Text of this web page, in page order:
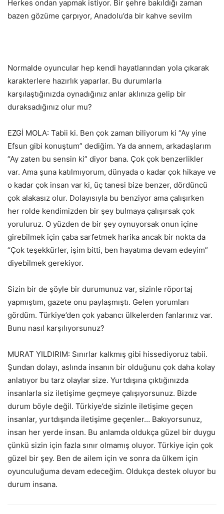
Herkes ondan yapmak istiyor. Bir şehre bakıldığı zaman
bazen gözüme çarpıyor, Anadolu’da bir kahve sevilm
Normalde oyuncular hep kendi hayatlarından yola çıkarak
karakterlere hazırlık yaparlar. Bu durumlarla
karşılaştığınızda oynadığınız anlar aklınıza gelip bir
duraksadığınız olur mu?
EZGİ MOLA: Tabii ki. Ben çok zaman biliyorum ki “Ay yine
Efsun gibi konuştum” dediğim. Ya da annem, arkadaşlarım
“Ay zaten bu sensin ki” diyor bana. Çok çok benzerlikler
var. Ama şuna katılmıyorum, dünyada o kadar çok hikaye ve
o kadar çok insan var ki, üç tanesi bize benzer, dördüncü
çok alakasız olur. Dolayısıyla bu benziyor ama çalışırken
her rolde kendimizden bir şey bulmaya çalışırsak çok
yoruluruz. O yüzden de bir şey oynuyorsak onun içine
girebilmek için çaba sarfetmek harika ancak bir nokta da
“Çok teşekkürler, işim bitti, ben hayatıma devam edeyim”
diyebilmek gerekiyor.
Sizin bir de şöyle bir durumunuz var, sizinle röportaj
yapmıştım, gazete onu paylaşmıştı. Gelen yorumları
gördüm. Türkiye’den çok yabancı ülkelerden fanlarınız var.
Bunu nasıl karşılıyorsunuz?
MURAT YILDIRIM: Sınırlar kalkmış gibi hissediyoruz tabii.
Şundan dolayı, aslında insanın bir olduğunu çok daha kolay
anlatıyor bu tarz olaylar size. Yurtdışına çıktığınızda
insanlarla siz iletişime geçmeye çalışıyorsunuz. Bizde
durum böyle değil. Türkiye’de sizinle iletişime geçen
insanlar, yurtdışında iletişime geçenler… Bakıyorsunuz,
insan her yerde insan. Bu anlamda oldukça güzel bir duygu
çünkü sizin için fazla sınır olmamış oluyor. Türkiye için çok
güzel bir şey. Ben de ailem için ve sonra da ülkem için
oyunculuğuma devam edeceğim. Oldukça destek oluyor bu
durum insana.